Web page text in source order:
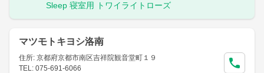
Sleep 寝室用 トワイライトローズ
マツモトキヨシ洛南
住所: 京都府京都市南区吉祥院観音堂町１９
TEL: 075-691-6066